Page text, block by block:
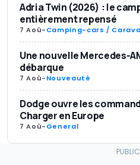
Adria Twin (2026) : le
entièrement repensé
7 Aoû-Camping-cars /
Une nouvelle Mercedes-
débarque
7 Aoû-Nouveauté
Dodge ouvre les
Charger en Europe
7 Aoû-General